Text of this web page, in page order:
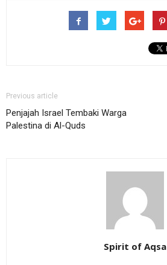
Previous article
Penjajah Israel Tembaki Warga
Palestina di Al-Quds
Spirit of Aqsa